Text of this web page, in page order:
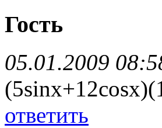
Гость
05.01.2009
ответить